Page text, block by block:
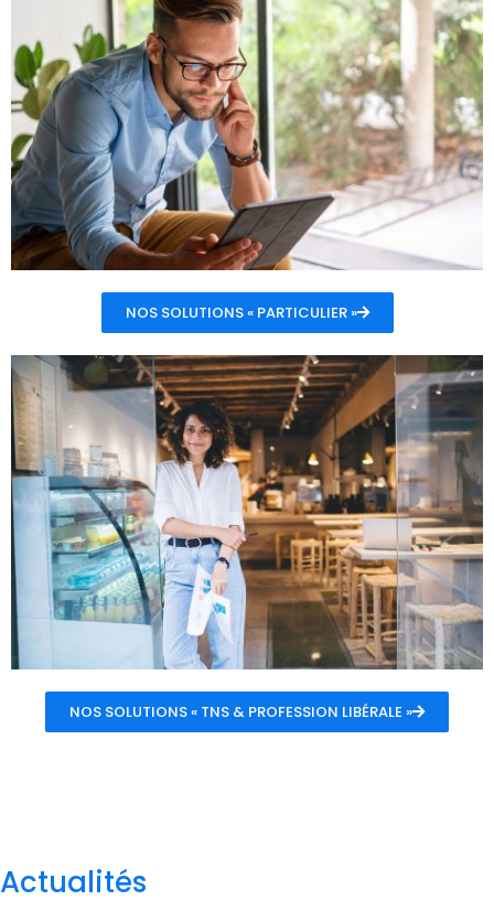
NOS SOLUTIONS « PARTICULIER »
NOS SOLUTIONS « TNS & PROFESSION LIBÉRALE »
Actualités